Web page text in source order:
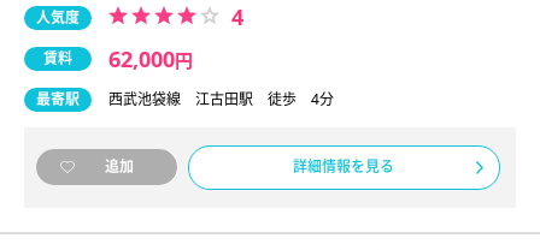
人気度 4
賃料 62,000円
最寄駅 西武池袋線 江古田駅 徒歩 4分
追加 詳細情報を見る